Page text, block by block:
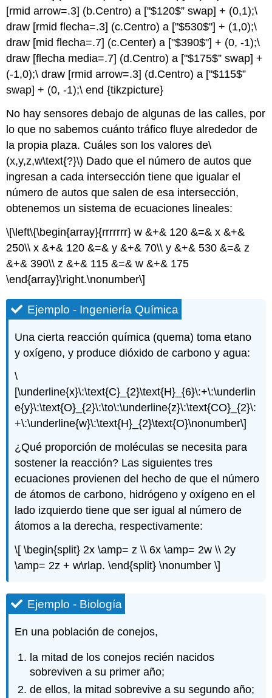
[rmid arrow=.3] (b.Centro) a ["$120$” swap] + (0,1);\
draw [rmid flecha=.3] (c.Centro) a ["$530$"] + (1,0);\
draw [mid flecha=.7] (c.Center) a ["$390$"] + (0, -1);\
draw [flecha media=.7] (d.Centro) a ["$175$” swap] +
(-1,0);\ draw [rmid arrow=.3] (d.Centro) a ["$115$”
swap] + (0, -1);\ end {tikzpicture}
No hay sensores debajo de algunas de las calles, por
lo que no sabemos cuánto tráfico fluye alrededor de
la propia plaza. Cuáles son los valores de\
(x,y,z,w\text{?}\) Dado que el número de autos que
ingresan a cada intersección tiene que igualar el
número de autos que salen de esa intersección,
obtenemos un sistema de ecuaciones lineales:
\[\left\{\begin{array}{rrrrrrr} w &+& 120 &=& x &+&
250\\ x &+& 120 &=& y &+& 70\\ y &+& 530 &=& z
&+& 390\\ z &+& 115 &=& w &+& 175
\end{array}\right.\nonumber\]
Ejemplo - Ingeniería Química
Una cierta reacción química (quema) toma etano
y oxígeno, y produce dióxido de carbono y agua:
\
[\underline{x}\:\text{C}_{2}\text{H}_{6}\:+\:\underlin
e{y}\:\text{O}_{2}\:\to\:\underline{z}\:\text{CO}_{2}\:
+\:\underline{w}\:\text{H}_{2}\text{O}\nonumber\]
¿Qué proporción de moléculas se necesita para
sostener la reacción? Las siguientes tres
ecuaciones provienen del hecho de que el número
de átomos de carbono, hidrógeno y oxígeno en el
lado izquierdo tiene que ser igual al número de
átomos a la derecha, respectivamente:
\[ \begin{split} 2x \amp= z \\ 6x \amp= 2w \\ 2y
\amp= 2z + w\rlap. \end{split} \nonumber \]
Ejemplo - Biología
En una población de conejos,
la mitad de los conejos recién nacidos
sobreviven a su primer año;
de ellos, la mitad sobrevive a su segundo año;